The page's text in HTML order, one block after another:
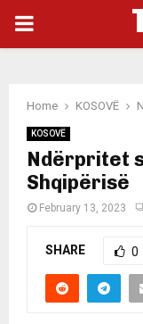
PRIMARY
Home KOSOVË
KOSOVË
Ndërpritet
Shqipërisë
February 13, 2023
SHARE 0